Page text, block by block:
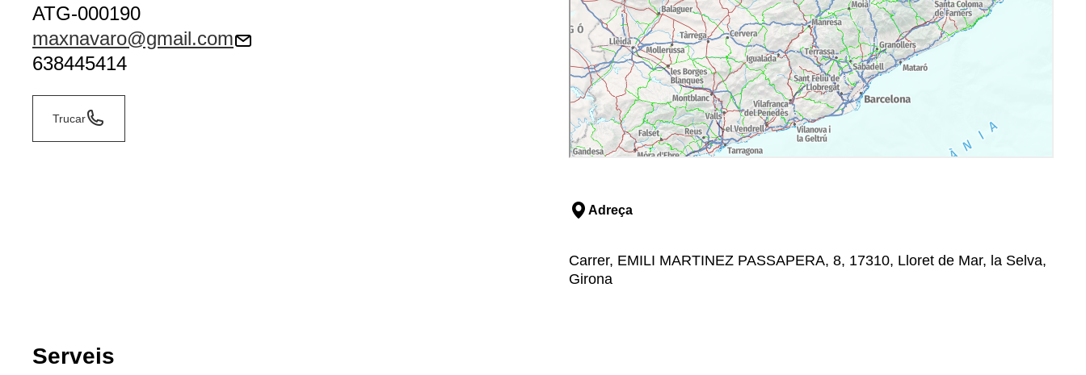
ATG-000190
maxnavaro@gmail.com
638445414
Trucar
Adreça
Carrer, EMILI MARTINEZ PASSAPERA, 8, 17310, Lloret de Mar, la Selva,
Girona
Serveis